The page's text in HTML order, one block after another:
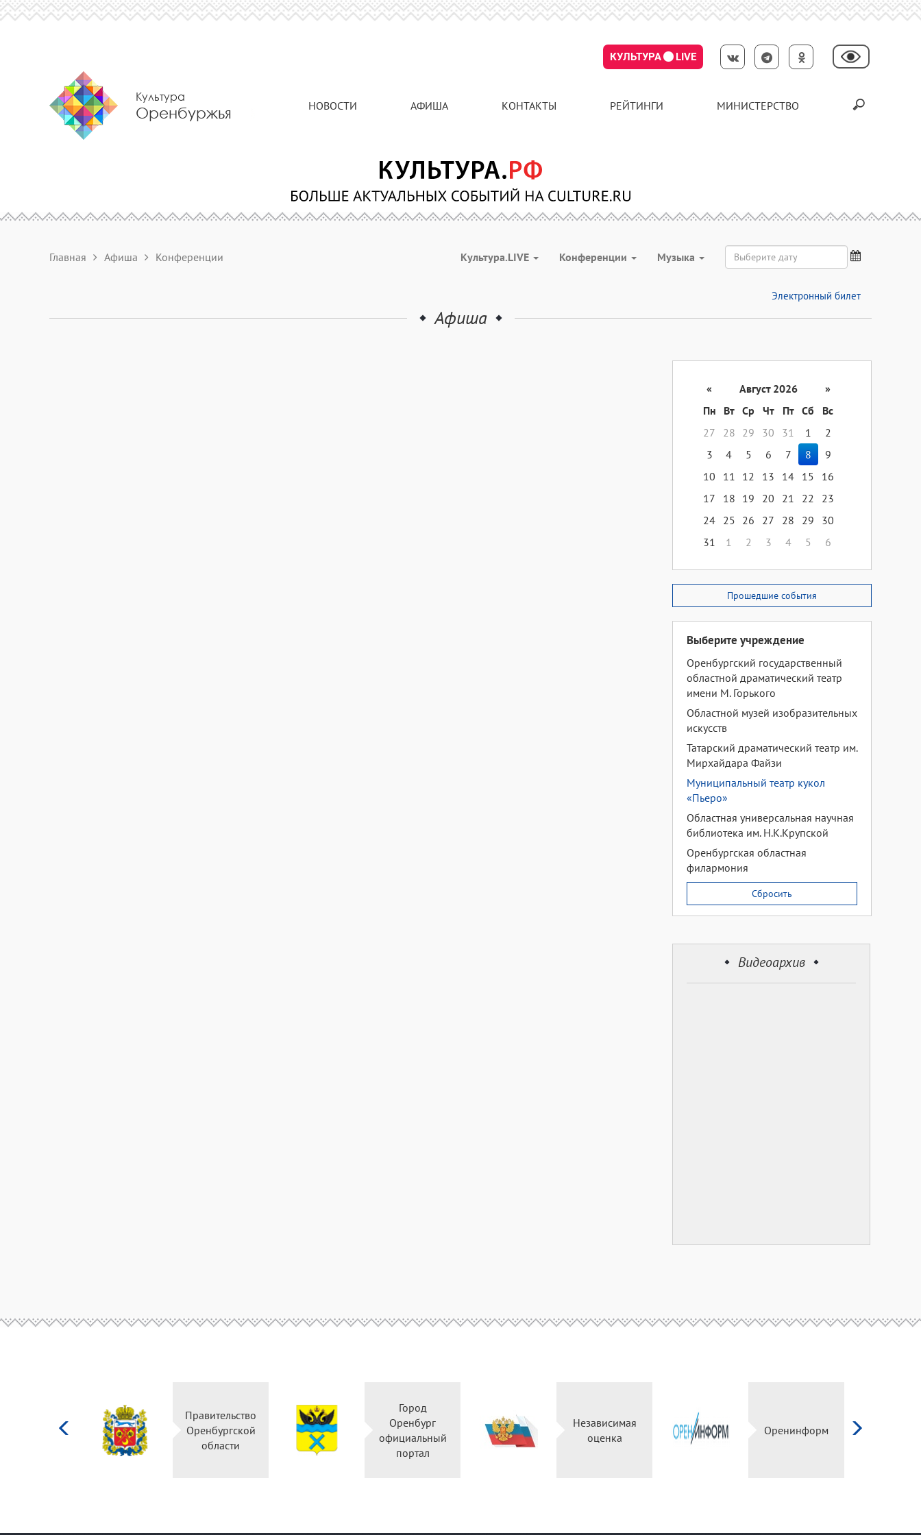
КУЛЬТУРА LIVE
Культура
Оренбуржья НОВОСТИ АФИША КОНТАКТЫ РЕЙТИНГИ МИНИСТЕРСТВО
Главная Афиша Конференции Культура.LIVE Конференции Музыка
Электронный билет
Афиша
« Август 2026
»
Пн
Вт Ср Чт Пт Сб
Вс
27
28 29 30 31 1
2
3
4 5 6 7 8
9
10
11 12 13 14 15
16
17
18 19 20 21 22
23
24 25 26 27 28 29
30
31
1 2 3 4 5 6
Прошедшие события
Выберите учреждение
Оренбургский государственный
областной драматический театр
имени М. Горького
Областной музей изобразительных
искусств
Татарский драматический театр им.
Мирхайдара Файзи
Муниципальный театр кукол
«Пьеро»
Областная универсальная научная
библиотека им. Н.К.Крупской
Оренбургская областная
филармония
Сбросить
Видеоархив
Правительство
Оренбургской
области
Город
Оренбург
официальный
портал
Независимая
оценка
Оренинформ